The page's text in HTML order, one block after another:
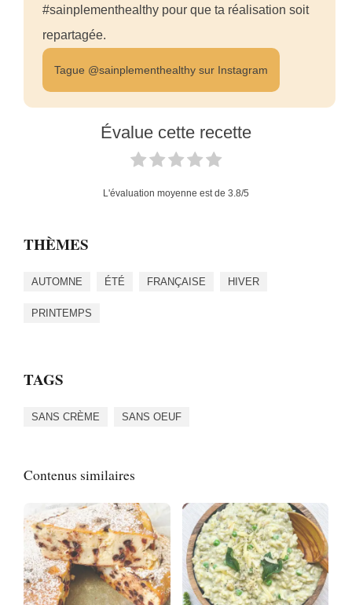
#sainplementhealthy pour que ta réalisation soit
repartagée.
Tague @sainplementhealthy sur Instagram
Évalue cette recette
L'évaluation moyenne est de 3.8/5
THÈMES
AUTOMNE ÉTÉ FRANÇAISE HIVER
PRINTEMPS
TAGS
SANS CRÈME SANS OEUF
Contenus similaires